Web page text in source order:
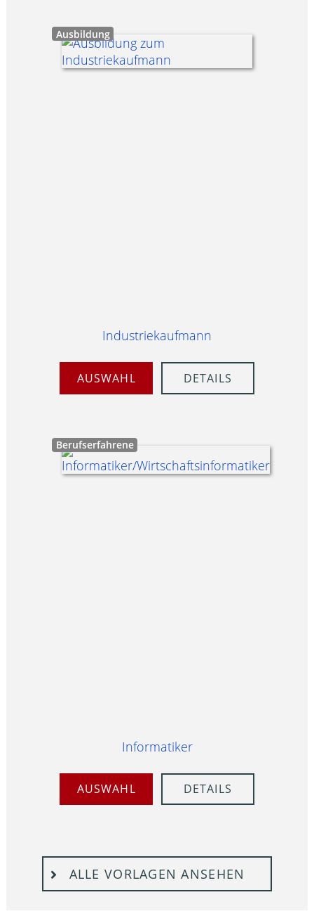
Ausbildung
Industriekaufmann
AUSWAHL DETAILS
Berufserfahrene
Informatiker
AUSWAHL DETAILS
ALLE VORLAGEN ANSEHEN